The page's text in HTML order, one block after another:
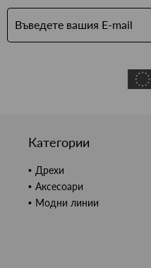
Категории
Дрехи
Аксесоари
Модни линии